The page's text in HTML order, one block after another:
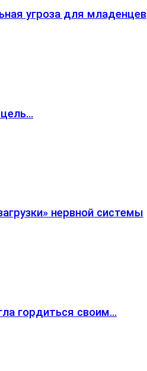
угроза для младенцев
нервной системы
гордиться своим…